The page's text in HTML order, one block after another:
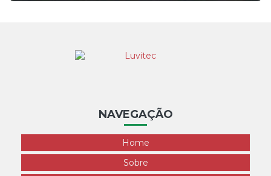
NAVEGAÇÃO
Home
Sobre